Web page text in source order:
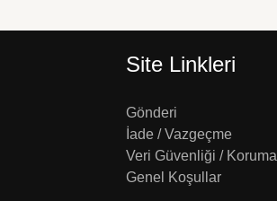
Site Linkleri
Gönderi
İade / Vazgeçme
Veri Güvenliği / Koruma
Genel Koşullar